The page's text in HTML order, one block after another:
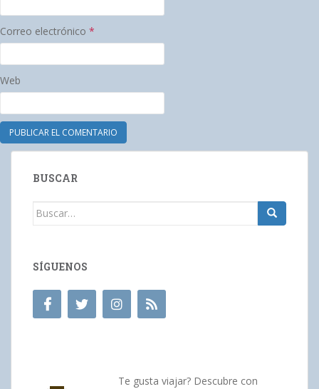
Correo electrónico *
Web
BUSCAR
Buscar:
SÍGUENOS
Te gusta viajar? Descubre con